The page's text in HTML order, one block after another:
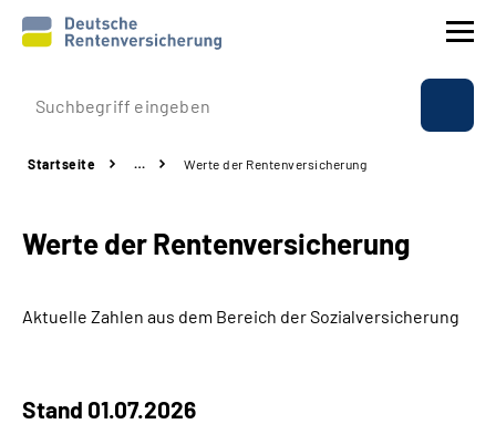
Prävention
Rente
Beratung & Kontakt
Startseite … Werte der Rentenversicherung
Werte der Rentenversicherung
Aktuelle Zahlen aus dem Bereich der Sozialversicherung
Stand 01.07.2026